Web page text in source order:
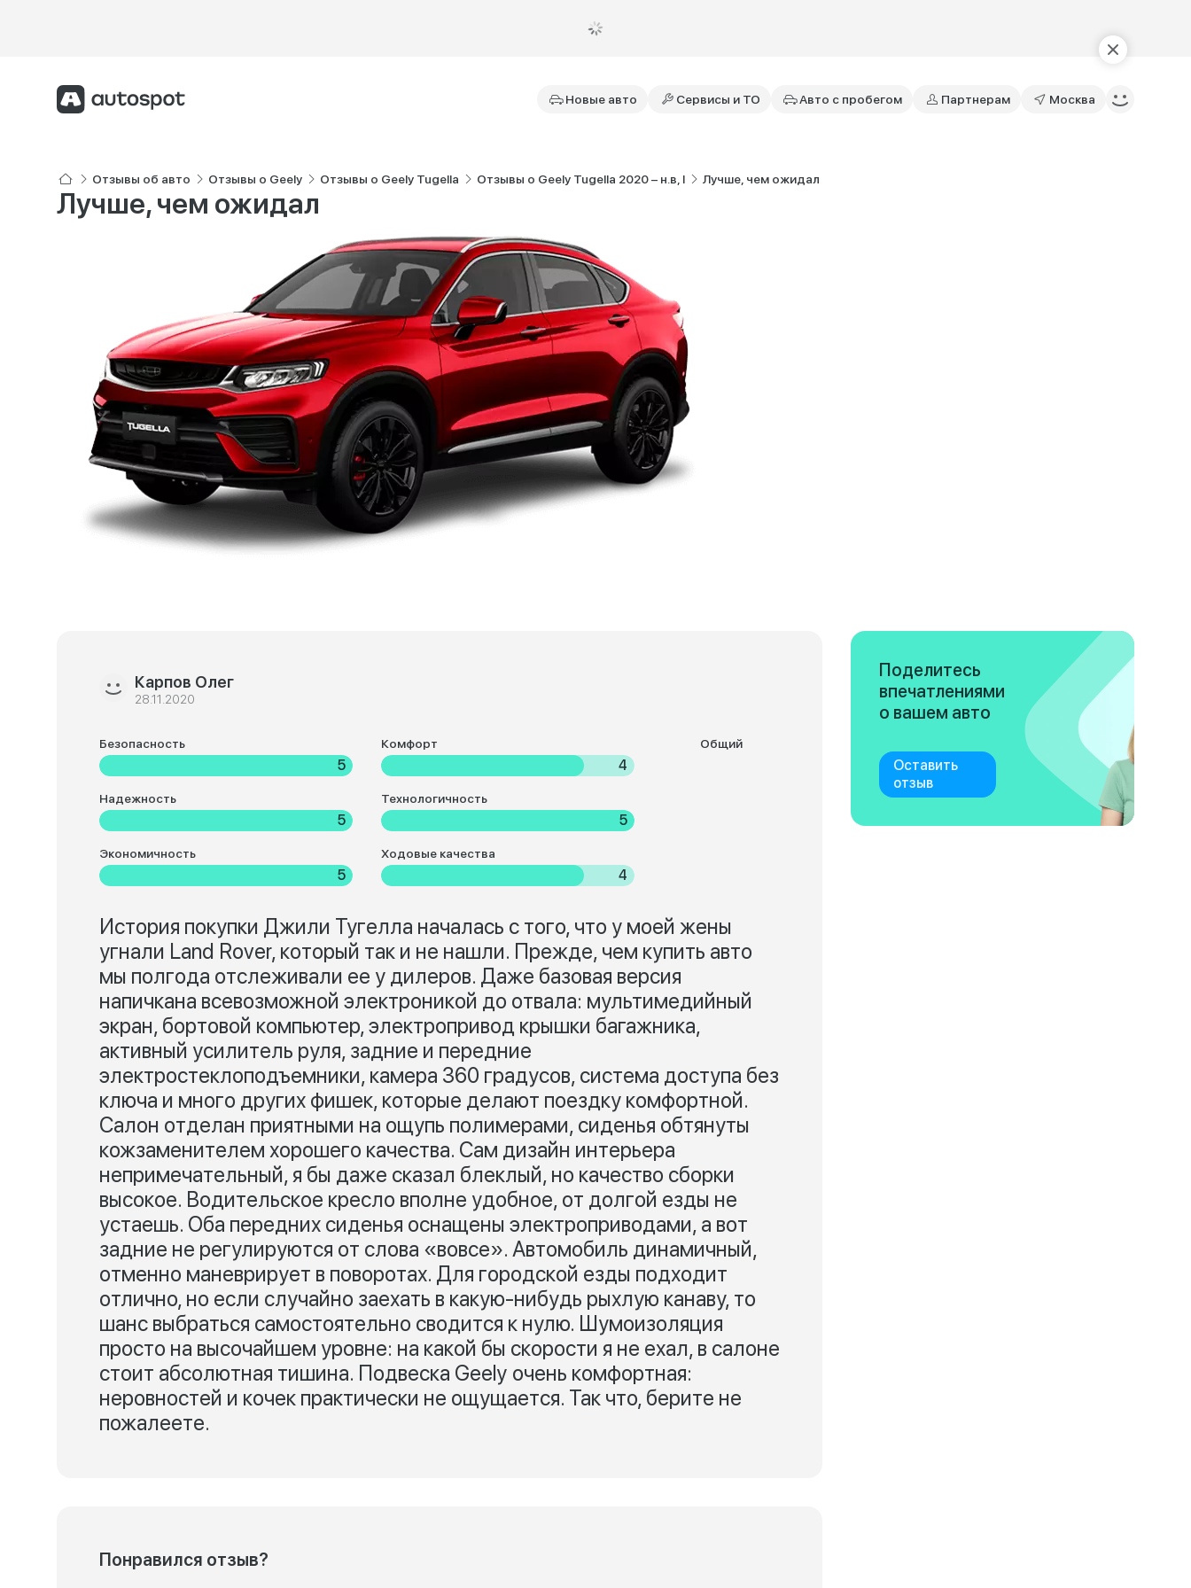
Новые авто Сервисы и ТО Авто с пробегом Партнерам Москва
Отзывы об авто Отзывы о Geely Отзывы о Geely Tugella Отзывы о Geely Tugella 2020 – н.в, I Лучше, чем ожидал
Лучше, чем ожидал
Карпов Олег
28.11.2020
Безопасность
5
Комфорт
4
Надежность
5
Технологичность
5
Экономичность
5
Ходовые качества
4
Общий
История покупки Джили Тугелла началась с того, что у моей жены
угнали Land Rover, который так и не нашли. Прежде, чем купить авто
мы полгода отслеживали ее у дилеров. Даже базовая версия
напичкана всевозможной электроникой до отвала: мультимедийный
экран, бортовой компьютер, электропривод крышки багажника,
активный усилитель руля, задние и передние
электростеклоподъемники, камера 360 градусов, система доступа без
ключа и много других фишек, которые делают поездку комфортной.
Салон отделан приятными на ощупь полимерами, сиденья обтянуты
кожзаменителем хорошего качества. Сам дизайн интерьера
непримечательный, я бы даже сказал блеклый, но качество сборки
высокое. Водительское кресло вполне удобное, от долгой езды не
устаешь. Оба передних сиденья оснащены электроприводами, а вот
задние не регулируются от слова «вовсе». Автомобиль динамичный,
отменно маневрирует в поворотах. Для городской езды подходит
отлично, но если случайно заехать в какую-нибудь рыхлую канаву, то
шанс выбраться самостоятельно сводится к нулю. Шумоизоляция
просто на высочайшем уровне: на какой бы скорости я не ехал, в салоне
стоит абсолютная тишина. Подвеска Geely очень комфортная:
неровностей и кочек практически не ощущается. Так что, берите не
пожалеете.
Понравился отзыв?
Поделитесь
впечатлениями
о вашем авто
Оставить
отзыв